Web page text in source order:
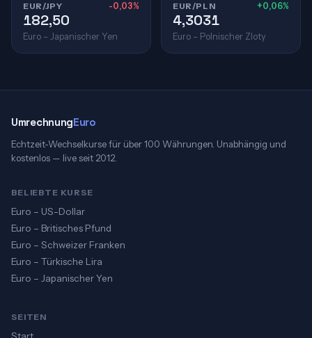
EUR/JPY -0,03%
182,50
Euro – Japanischer Yen
EUR/PLN +0,06%
4,3031
Euro – Polnischer Zloty
UmrechnungEuro
Echtzeit-Wechselkurse für über 100 Währungen. Unabhängig und
kostenlos — live seit 2012.
BELIEBTE KURSE
Euro – US-Dollar
Euro – Britisches Pfund
Euro – Schweizer Franken
Euro – Türkische Lira
Euro – Japanischer Yen
SEITEN